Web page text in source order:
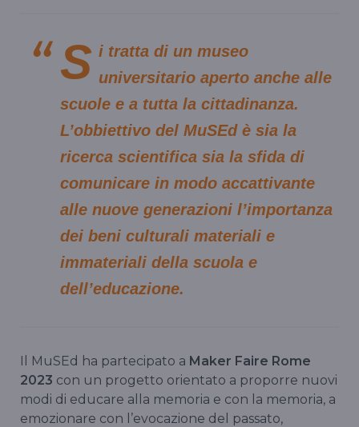
S i tratta di un museo
universitario aperto anche alle
scuole e a tutta la cittadinanza.
L’obbiettivo del MuSEd è sia la
ricerca scientifica sia la sfida di
comunicare in modo accattivante
alle nuove generazioni l’importanza
dei beni culturali materiali e
immateriali della scuola e
dell’educazione.
Il MuSEd ha partecipato a Maker Faire Rome
2023 con un progetto orientato a proporre nuovi
modi di educare alla memoria e con la memoria, a
emozionare con l’evocazione del passato,